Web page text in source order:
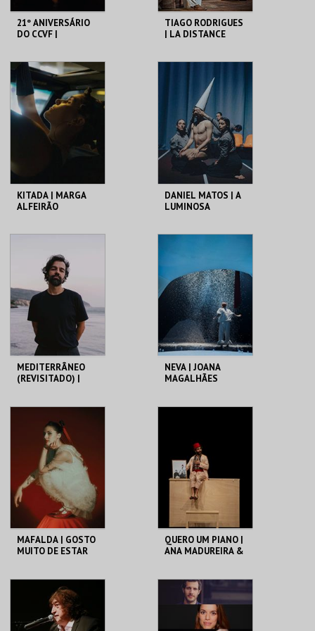
21º ANIVERSÁRIO
DO CCVF |
C. CULTURAL VILA
FLOR
MAIS INFO
COMPRAR
TIAGO RODRIGUES
| LA DISTANCE
MAIS INFO
COMPRAR
KITADA | MARGA
ALFEIRÃO
MAIS INFO
DANIEL MATOS | A
LUMINOSA
MAIS INFO
COMPRAR
MEDITERRÂNEO
(REVISITADO) |
MAIS INFO
COMPRAR
NEVA | JOANA
MAGALHÃES
MAIS INFO
COMPRAR
MAFALDA | GOSTO
MUITO DE ESTAR
C. CULTURAL VILA
QUERO UM PIANO |
ANA MADUREIRA &
C. CULTURAL VILA